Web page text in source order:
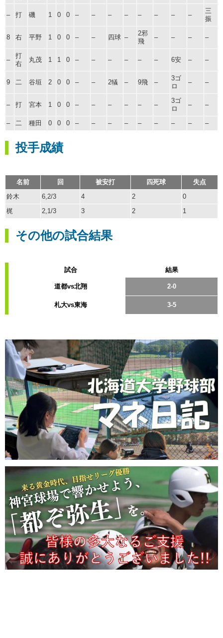
– 打 磯 1 0 0 – – – – – – – –
三
振
8 右 平野 1 0 0 – – 四球 –
2邪
飛
– – – –
–
打
右
丸茂 1 1 0 – – – – – – 6安 – –
9 二 谷垣 2 0 0 – – 2犠 – 9飛 –
3ゴ
ロ
– –
– 打 宮本 1 0 0 – – – – – –
3ゴ
ロ
– –
– 二 種田 0 0 0 – – – – – – – – –
投手成績
名前 回 被安打 四死球
失点
鈴木
6,2/3 4 2
0
梶
2,1/3 3 2 1
その他の試合結果
試合 結果
道都vs北翔 2-0
札大vs東海 3-5